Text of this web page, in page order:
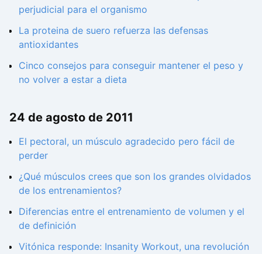
perjudicial para el organismo
La proteina de suero refuerza las defensas
antioxidantes
Cinco consejos para conseguir mantener el peso y
no volver a estar a dieta
24 de agosto de 2011
El pectoral, un músculo agradecido pero fácil de
perder
¿Qué músculos crees que son los grandes olvidados
de los entrenamientos?
Diferencias entre el entrenamiento de volumen y el
de definición
Vitónica responde: Insanity Workout, una revolución